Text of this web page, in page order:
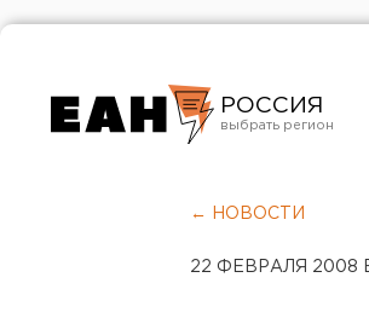
РОССИЯ
Челябинск
← НОВОСТИ
22 ФЕВРАЛЯ 2008 В